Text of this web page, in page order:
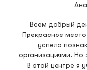
Всем добрый
Прекрасное место
успела
организациями. Но
В этой центре я